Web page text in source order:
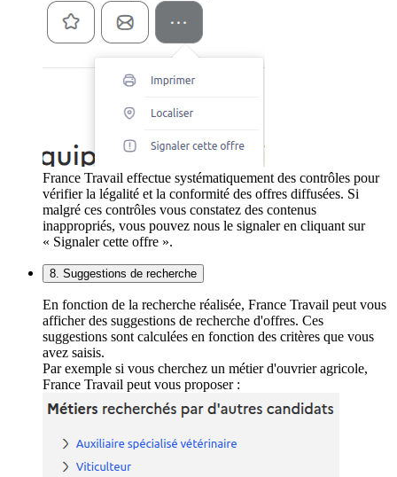
France Travail effectue systématiquement des contrôles pour
vérifier la légalité et la conformité des offres diffusées. Si
malgré ces contrôles vous constatez des contenus
inappropriés, vous pouvez nous le signaler en cliquant sur
« Signaler cette offre ».
8. Suggestions de recherche
En fonction de la recherche réalisée, France Travail peut vous
afficher des suggestions de recherche d'offres. Ces
suggestions sont calculées en fonction des critères que vous
avez saisis.
Par exemple si vous cherchez un métier d'ouvrier agricole,
France Travail peut vous proposer :